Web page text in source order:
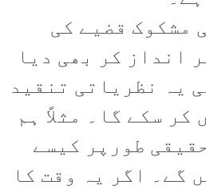
مشکوک قضیے کی
انداز کر بھی دیا
یہ نظریاتی تنقید
سکے گا۔ مثلاً ہم
حقیقی طورپر کیسے
گے۔ اگر یہ وقت کا